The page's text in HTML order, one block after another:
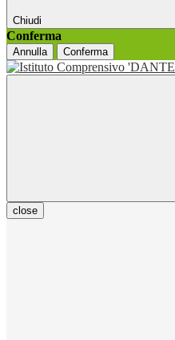
Chiudi
Conferma
Annulla Conferma
close